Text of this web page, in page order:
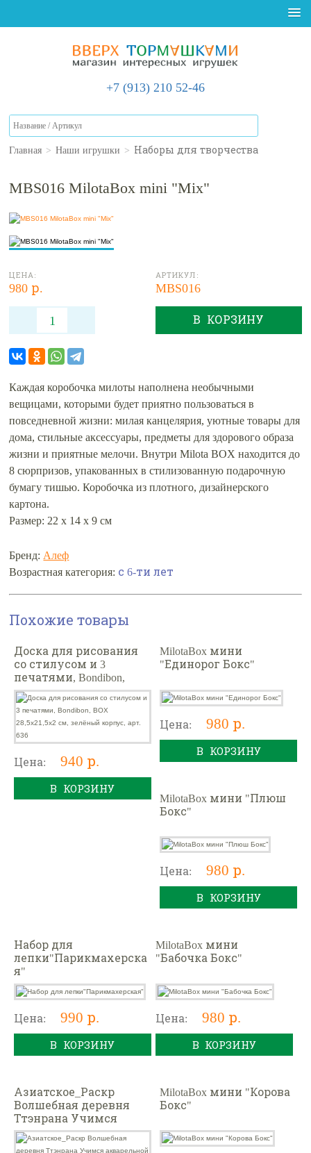
+7 (913) 210 52-46
Главная > Наши игрушки > Наборы для творчества
MBS016 MilotaBox mini "Mix"
ЦЕНА:
980 р.
АРТИКУЛ:
MBS016
В КОРЗИНУ
Каждая коробочка милоты наполнена необычными
вещицами, которыми будет приятно пользоваться в
повседневной жизни: милая канцелярия, уютные товары для
дома, стильные аксессуары, предметы для здорового образа
жизни и приятные мелочи. Внутри Milota BOX находится до
8 сюрпризов, упакованных в стилизованную подарочную
бумагу тишью. Коробочка из плотного, дизайнерского
картона.
Размер: 22 х 14 х 9 см
Бренд: Алеф
Возрастная категория: с 6-ти лет
Похожие товары
Доска для рисования
со стилусом и 3
печатями, Bondibon,
BOX 28,5x21,5x2 см,
зелёный корпус, арт.
636
Цена: 940 р.
В КОРЗИНУ
MilotaBox мини
"Единорог Бокс"
Цена: 980 р.
В КОРЗИНУ
MilotaBox мини "Плюш
Бокс"
Цена: 980 р.
В КОРЗИНУ
Набор для
лепки"Парикмахерска
я"
Цена: 990 р.
В КОРЗИНУ
MilotaBox мини
"Бабочка Бокс"
Цена: 980 р.
В КОРЗИНУ
Азиатское_Раскр
Волшебная деревня
Ттэнрана Учимся
акварельной технике
иллюстратора
MilotaBox мини "Корова
Бокс"